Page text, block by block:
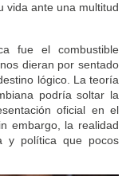
vida ante una multitud
fue el combustible
dieran por sentado
lógico. La teoría
podría soltar la
oficial en el
embargo, la realidad
y política que pocos